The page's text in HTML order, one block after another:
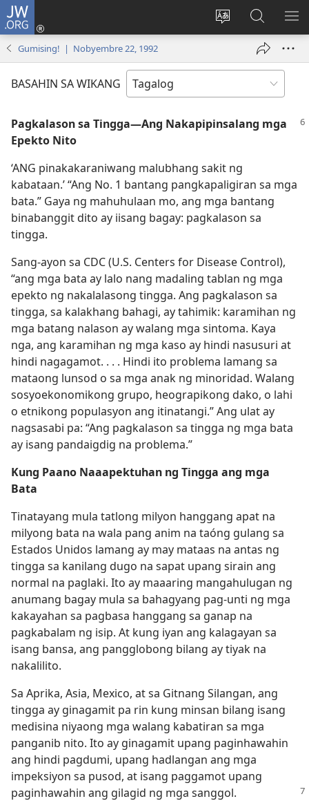
JW.ORG
Baguhin
ng
Mag-
log
bubukas
window)
sa
JW.ORG
Gumising! | Nobyembre 22, 1992
BASAHIN SA WIKANG
Pagkalason sa Tingga​—Ang Nakapipinsalang mga
Epekto Nito
‘ANG pinakakaraniwang malubhang sakit ng
kabataan.’ “Ang No. 1 bantang pangkapaligiran sa mga
bata.” Gaya ng mahuhulaan mo, ang mga bantang
binabanggit dito ay iisang bagay: pagkalason sa
tingga.
Sang-ayon sa CDC (U.S. Centers for Disease Control),
“ang mga bata ay lalo nang madaling tablan ng mga
epekto ng nakalalasong tingga. Ang pagkalason sa
tingga, sa kalakhang bahagi, ay tahimik: karamihan ng
mga batang nalason ay walang mga sintoma. Kaya
nga, ang karamihan ng mga kaso ay hindi nasusuri at
hindi nagagamot. . . . Hindi ito problema lamang sa
mataong lunsod o sa mga anak ng minoridad. Walang
sosyoekonomikong grupo, heograpikong dako, o lahi
o etnikong populasyon ang itinatangi.” Ang ulat ay
nagsasabi pa: “Ang pagkalason sa tingga ng mga bata
ay isang pandaigdig na problema.”
Kung Paano Naaapektuhan ng Tingga ang mga
Bata
Tinatayang mula tatlong milyon hanggang apat na
milyong bata na wala pang anim na taóng gulang sa
Estados Unidos lamang ay may mataas na antas ng
tingga sa kanilang dugo na sapat upang sirain ang
normal na paglaki. Ito ay maaaring mangahulugan ng
anumang bagay mula sa bahagyang pag-unti ng mga
kakayahan sa pagbasa hanggang sa ganap na
pagkabalam ng isip. At kung iyan ang kalagayan sa
isang bansa, ang pangglobong bilang ay tiyak na
nakalilito.
Sa Aprika, Asia, Mexico, at sa Gitnang Silangan, ang
tingga ay ginagamit pa rin kung minsan bilang isang
medisina niyaong mga walang kabatiran sa mga
panganib nito. Ito ay ginagamit upang paginhawahin
ang hindi pagdumi, upang hadlangan ang mga
impeksiyon sa pusod, at isang paggamot upang
paginhawahin ang gilagid ng mga sanggol.